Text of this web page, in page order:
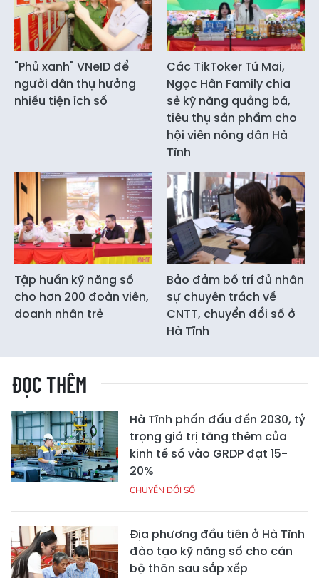
"Phủ xanh" VNeID để
người dân thụ hưởng
nhiều tiện ích số
Các TikToker Tú Mai,
Ngọc Hân Family chia
sẻ kỹ năng quảng bá,
tiêu thụ sản phẩm cho
hội viên nông dân Hà
Tĩnh
Tập huấn kỹ năng số
cho hơn 200 đoàn viên,
doanh nhân trẻ
Bảo đảm bố trí đủ nhân
sự chuyên trách về
CNTT, chuyển đổi số ở
Hà Tĩnh
ĐỌC THÊM
Hà Tĩnh phấn đấu đến 2030, tỷ
trọng giá trị tăng thêm của
kinh tế số vào GRDP đạt 15-
20%
CHUYỂN ĐỔI SỐ
Địa phương đầu tiên ở Hà Tĩnh
đào tạo kỹ năng số cho cán
bộ thôn sau sắp xếp